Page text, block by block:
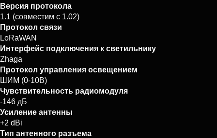
Версия протокола
1.1 (совместим с 1.02)
Протокол связи
LoRaWAN
Интерфейс подключения к светильнику
Zhaga
Протокол управления освещением
ШИМ (0-10В)
Чувствительность радиомодуля
-146 дБ
Усиление антенны
+2 dBi
Тип антенного разъема